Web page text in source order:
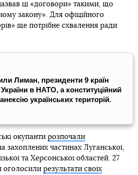
ці «договори» такими, що
закону». Для офіційного
ще потрібне схвалення ради
Лиман, президенти 9 країн
в НАТО, а конституційний
українських територій.
окупанти розпочали
захоплених частинах Луганської,
та Херсонської областей. 27
оголосили результати своїх